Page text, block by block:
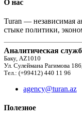
О нас
Turan — независимая
стыке политики,
Аналитическая
Баку, AZ1010
Ул. Сулеймана Рагимова
Тел.: (+99412) 440 11 96
agency@turan.az
Полезное